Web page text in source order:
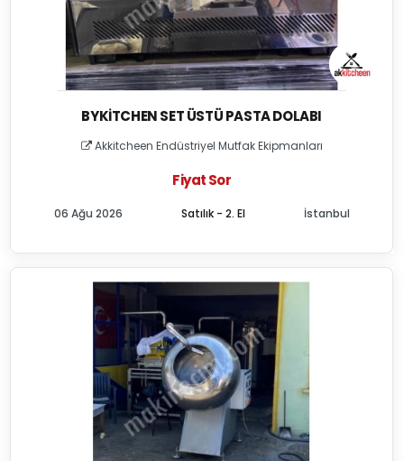
BYKITCHEN SET ÜSTÜ PASTA DOLABI
Akkitcheen Endüstriyel Mutfak Ekipmanları
Fiyat Sor
Satılık - 2. El
06 Ağu 2026 İstanbul